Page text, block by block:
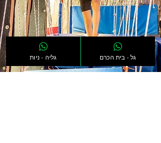
גליה - ניות גל - בית הכרם